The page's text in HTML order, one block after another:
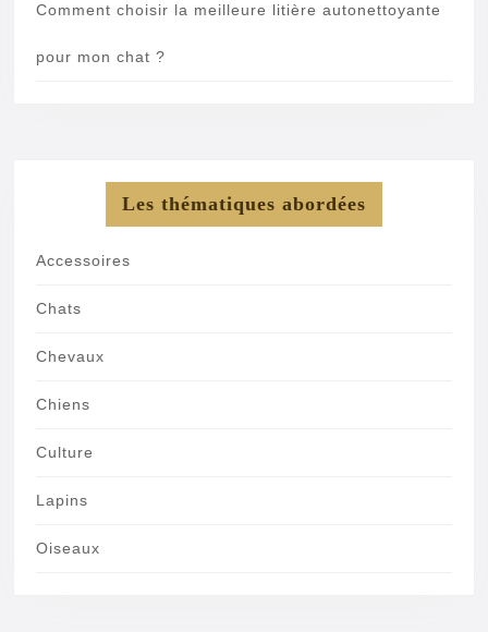
Comment choisir la meilleure litière autonettoyante
pour mon chat ?
Les thématiques abordées
Accessoires
Chats
Chevaux
Chiens
Culture
Lapins
Oiseaux